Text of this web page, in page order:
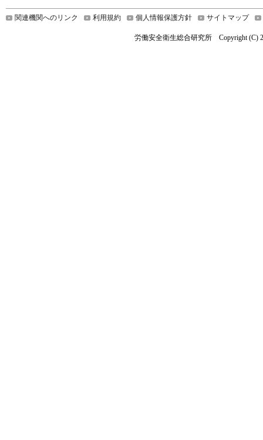
関連機関へのリンク 利用規約 個人情報保護方針 サイトマップ
労働安全衛生総合研究所 Copyright (C)